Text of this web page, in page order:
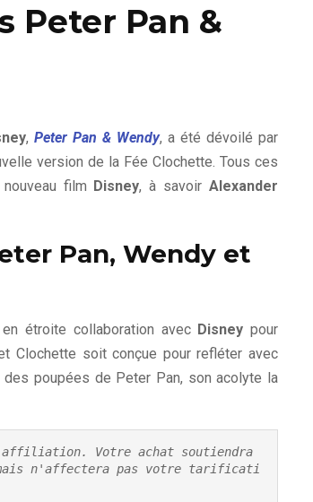
Peter Pan &
, Peter Pan & Wendy, a été dévoilé par
version de la Fée Clochette. Tous ces
film Disney, à savoirAlexander
Pan, Wendy et
étroite collaboration avec Disney pour
Clochette soit conçue pour refléter avec
poupées de Peter Pan, son acolyte la
Votre achat soutiendra
mais n'affectera pas votre tarificati